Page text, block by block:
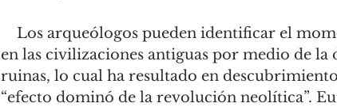
en las civilizaciones antiguas por medio de
ruinas, lo cual ha resultado en
“efecto dominó de la revolución neolítica”.